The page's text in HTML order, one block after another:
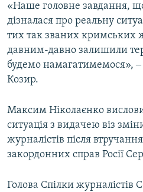
«Наше головне завдання,
дізналася про реальну
тих так званих кримських
давним-давно залишили
будемо намагатимемося»,
Козир.
Максим Ніколаєнко
ситуація з видачею віз
журналістів після
закордонних справ Росії
Голова Спілки журналістів